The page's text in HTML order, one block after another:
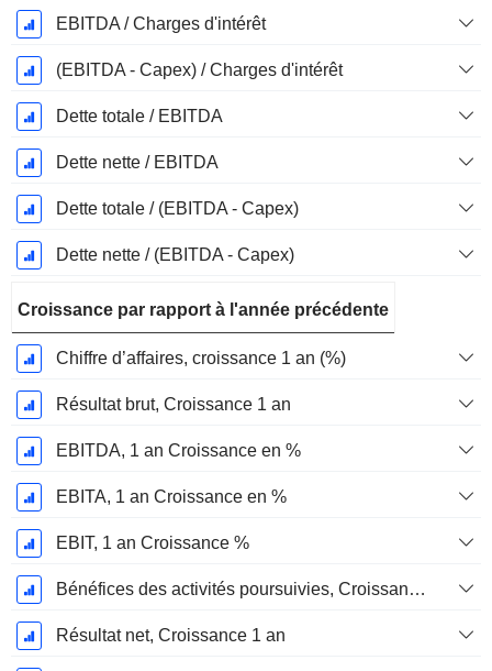
EBITDA / Charges d'intérêt
(EBITDA - Capex) / Charges d'intérêt
Dette totale / EBITDA
Dette nette / EBITDA
Dette totale / (EBITDA - Capex)
Dette nette / (EBITDA - Capex)
Croissance par rapport à l'année précédente
Chiffre d’affaires, croissance 1 an (%)
Résultat brut, Croissance 1 an
EBITDA, 1 an Croissance en %
EBITA, 1 an Croissance en %
EBIT, 1 an Croissance %
Bénéfices des activités poursuivies, Croissance 1 an
Résultat net, Croissance 1 an